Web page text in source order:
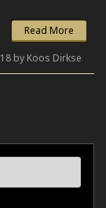
Read More
by Koos Dirkse